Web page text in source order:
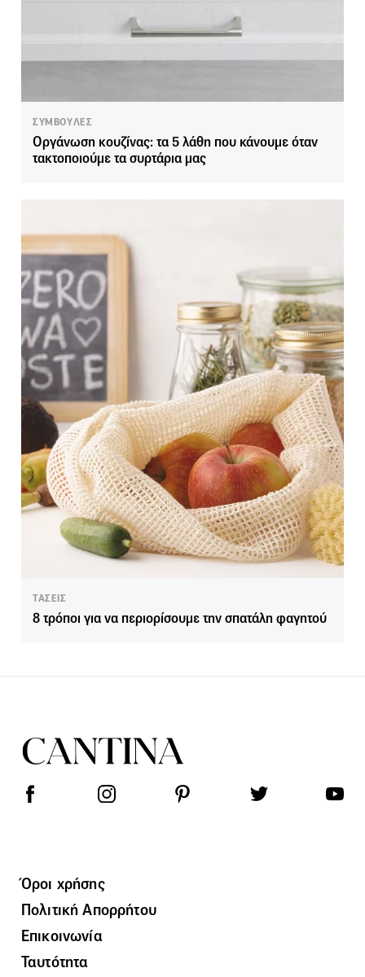
ΣΥΜΒΟΥΛΕΣ
Οργάνωση κουζίνας: τα 5 λάθη που κάνουμε όταν
τακτοποιούμε τα συρτάρια μας
ΤΑΣΕΙΣ
8 τρόποι για να περιορίσουμε την σπατάλη φαγητού
Όροι χρήσης
Πολιτική Απορρήτου
Επικοινωνία
Ταυτότητα